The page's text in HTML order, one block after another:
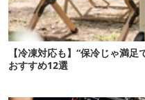
【冷凍対応も】“保冷じゃ満
おすすめ12選